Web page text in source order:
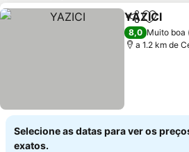
Partilhar
YAZICI
8,0 Muito boa
a 1.2 km de
Selecione as datas para ver os
exatos.